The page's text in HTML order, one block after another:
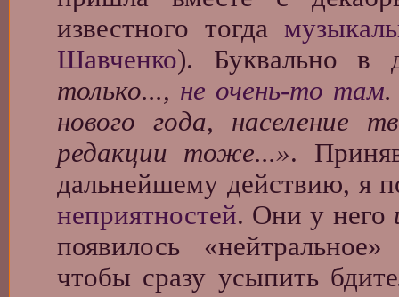
известного тогда
Шавченко). Буквально в
только..., не очень-то там.
нового года,
редакции тоже...».
дальнейшему действию, я
неприятностей. Они у него
появилось
чтобы сразу усыпить